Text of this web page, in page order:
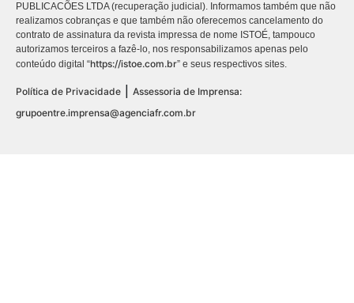
PUBLICACÕES LTDA (recuperação judicial). Informamos também que não
realizamos cobranças e que também não oferecemos cancelamento do
contrato de assinatura da revista impressa de nome ISTOÉ, tampouco
autorizamos terceiros a fazê-lo, nos responsabilizamos apenas pelo
conteúdo digital “https://istoe.com.br” e seus respectivos sites.
Política de Privacidade
Assessoria de Imprensa:
grupoentre.imprensa@agenciafr.com.br